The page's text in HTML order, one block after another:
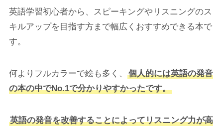
英語学習初心者から、スピーキングやリスニングのス
キルアップを目指す方まで幅広くおすすめできる本で
す。
何よりフルカラーで絵も多く、
個人的には英語の発音
の本の中でNo.1で分かりやすかったです。
英語の発音を改善することによってリスニング力が高